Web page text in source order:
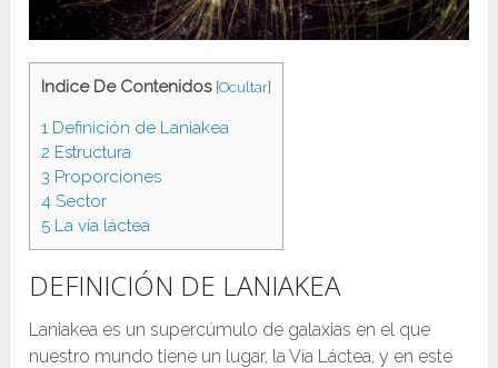
Indice De Contenidos [Ocultar]
1 Definición de Laniakea
2 Estructura
3 Proporciones
4 Sector
5 La vía láctea
DEFINICIÓN DE LANIAKEA
Laniakea es un supercúmulo de galaxias en el que
nuestro mundo tiene un lugar, la Vía Láctea, y en este